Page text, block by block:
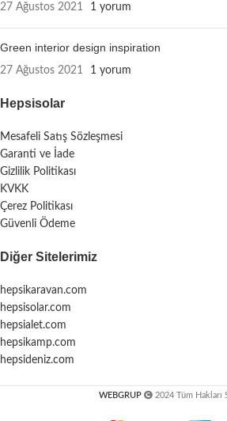
27 Ağustos 2021 1 yorum
Green interior design inspiration
27 Ağustos 2021 1 yorum
Hepsisolar
Mesafeli Satış Sözleşmesi
Garanti ve İade
Gizlilik Politikası
KVKK
Çerez Politikası
Güvenli Ödeme
Diğer Sitelerimiz
hepsikaravan.com
hepsisolar.com
hepsialet.com
hepsikamp.com
hepsideniz.com
WEBGRUP 2024 Tüm Hakları